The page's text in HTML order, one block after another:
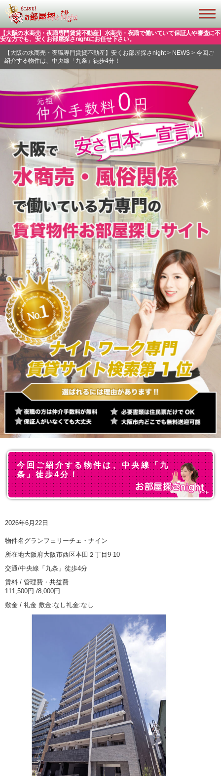
【大阪の水商売・夜職専門賃貸不動産】水商売・夜職で働いていて保証人や審査に不
安な方でも、安くお部屋探さnightにお任せ下さい。
【大阪の水商売・夜職専門賃貸不動産】安くお部屋探さnight> NEWS> 今回ご
紹介する物件は、中央線「九条」徒歩4分！
今回ご紹介する物件は、中央線「九
条」徒歩4分！
2026年6月22日
物件名グランフェリーチェ・ナイン
所在地大阪府大阪市西区本田２丁目9-10
交通/中央線「九条」徒歩4分
賃料 / 管理費・共益費
111,500円 /8,000円
敷金 / 礼金 敷金:なし礼金:なし